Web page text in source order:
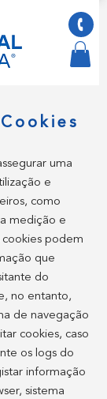
uma
e
como
medição e
cookies podem
que
do
no entanto,
de navegação
cookies, caso
os logs do
informação
sistema